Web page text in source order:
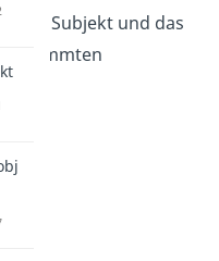
das Subjekt und das
bestimmten